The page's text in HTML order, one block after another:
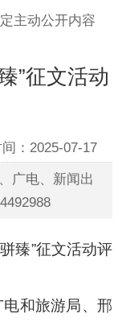
主动公开内容
”征文活动
间：2025-07-17
广电、新闻出
臻”征文活动评
和旅游局、邢